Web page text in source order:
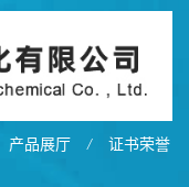
产品展厅 / 证书荣誉